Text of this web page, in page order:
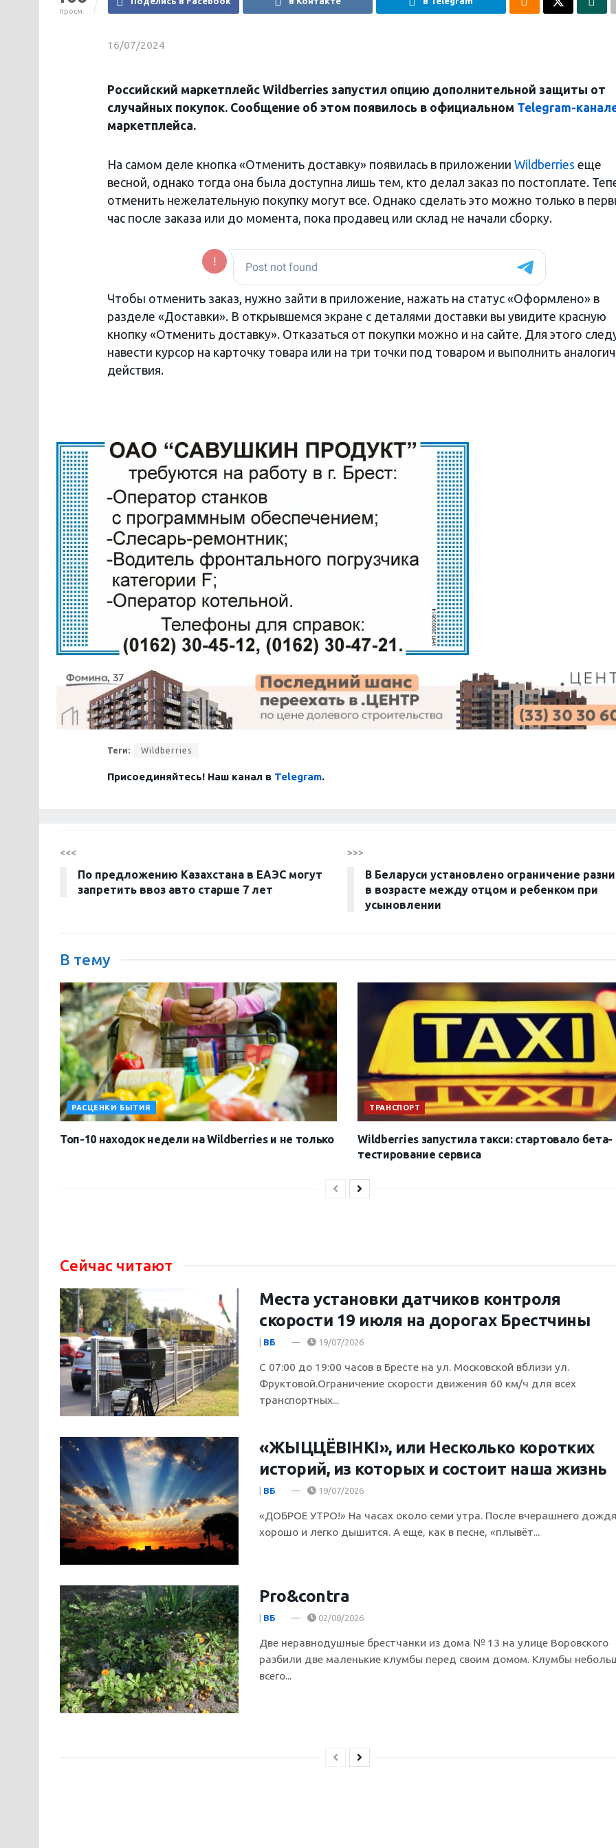
просм.
16/07/2024
Российский маркетплейс Wildberries запустил опцию дополнительной защиты от
случайных покупок. Cообщение об этом появилось в официальном Telegram-
маркетплейса.
На самом деле кнопка «Отменить доставку» появилась в приложении Wildberries еще
весной, однако тогда она была доступна лишь тем, кто делал заказ по постоплате.
отменить нежелательную покупку могут все. Однако сделать это можно только в
час после заказа или до момента, пока продавец или склад не начали сборку.
Чтобы отменить заказ, нужно зайти в приложение, нажать на статус «Оформлено» в
разделе «Доставки». В открывшемся экране с деталями доставки вы увидите красную
кнопку «Отменить доставку». Отказаться от покупки можно и на сайте. Для этого
навести курсор на карточку товара или на три точки под товаром и выполнить
действия.
Теги: Wildberries
Присоединяйтесь! Наш канал в Telegram.
<<<
По предложению Казахстана в ЕАЭС могут
запретить ввоз авто старше 7 лет
>>>
В Беларуси установлено ограничение
в возрасте между отцом и ребенком при
усыновлении
В тему
РАСЦЕНКИ БЫТИЯ
Топ-10 находок недели на Wildberries и не только
ТРАНСПОРТ
Wildberries запустила такси: стартовало бета-
тестирование сервиса
Сейчас читают
Места установки датчиков контроля
скорости 19 июля на дорогах Брестчины
ВБ 19/07/2026
С 07:00 до 19:00 часов в Бресте на ул. Московской вблизи ул.
Фруктовой.Ограничение скорости движения 60 км/ч для всех
транспортных...
«ЖЫЦЦЁВІНКІ», или Несколько коротких
историй, из которых и состоит наша жизнь
ВБ 19/07/2026
«ДОБРОЕ УТРО!» На часах около семи утра. После вчерашнего
хорошо и легко дышится. А еще, как в песне, «плывёт...
Pro&contra
ВБ 02/08/2026
Две неравнодушные брестчанки из дома № 13 на улице Воровского
разбили две маленькие клумбы перед своим домом. Клумбы
всего...